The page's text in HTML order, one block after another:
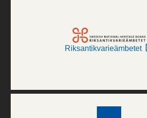
Riksantikvarieämbetet